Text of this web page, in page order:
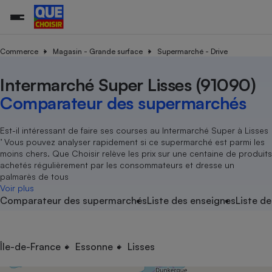
Commerce Magasin - Grande surface Supermarché - Drive
Intermarché Super Lisses (91090)
Comparateur des supermarchés
Est-il intéressant de faire ses courses au Intermarché Super à Lisses
’ Vous pouvez analyser rapidement si ce supermarché est parmi les
moins chers. Que Choisir relève les prix sur une centaine de produits
achetés régulièrement par les consommateurs et dresse un
palmarès de tous
Voir plus
Comparateur des supermarchésListe des enseignesListe
Île-de-France Essonne Lisses
Additifs
Nutrition
Assurance auto
Magasin - Grande surface
Méthode de vente -
Organismes de défense
Système judiciairegratuit
Déchet
Achat - Vente - Travaux
Location
Sport
électrique
Démarche administrative
Senior
Service marchand
Train
Transport aérien
Toutes les actualités
Enquêtes
Guides d'achat
Conseils
Brèves
Tous les services
Soumettre un litige
Lettres types
Rencontrer une association locale
Tous nos combats
Nos actions
Nos grandes victoires
Les billets de la présidente
Nos associations locales
Nous rejoindre
En savoir plus sur Que Choisir Ensemble
L’association
Nos missions
Notre méthodologie
Notre financement
Nos partenaires
Nous rejoindre